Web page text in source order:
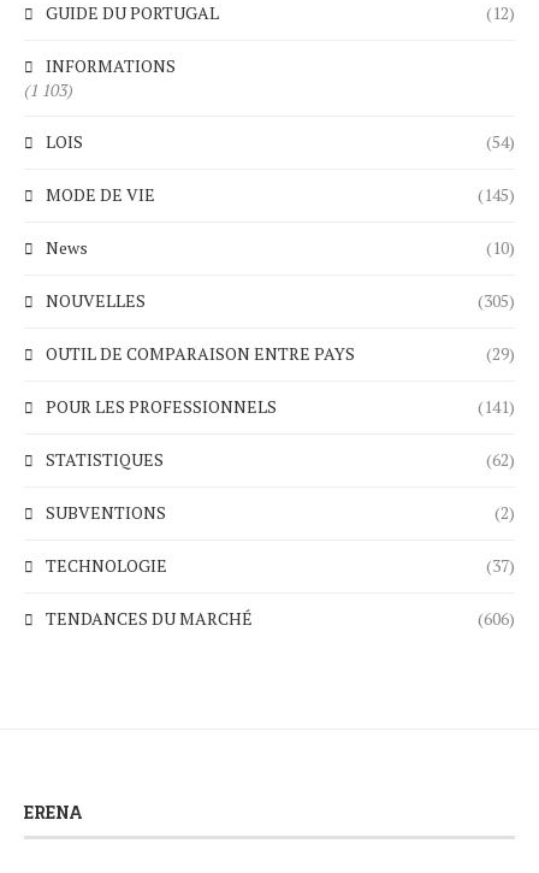
GUIDE DU PORTUGAL (12)
INFORMATIONS
(1 103)
LOIS (54)
MODE DE VIE (145)
News (10)
NOUVELLES (305)
OUTIL DE COMPARAISON ENTRE PAYS (29)
POUR LES PROFESSIONNELS (141)
STATISTIQUES (62)
SUBVENTIONS (2)
TECHNOLOGIE (37)
TENDANCES DU MARCHÉ (606)
ERENA